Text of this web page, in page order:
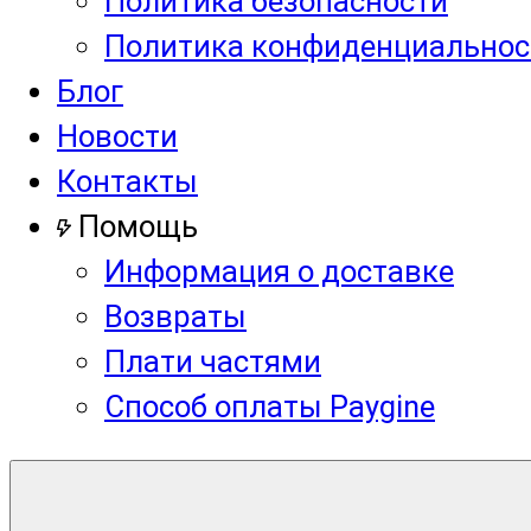
Политика
Блог
Новости
Контакты
Помощь
Информация о доставке
Возвраты
Плати частями
Способ оплаты Paygine